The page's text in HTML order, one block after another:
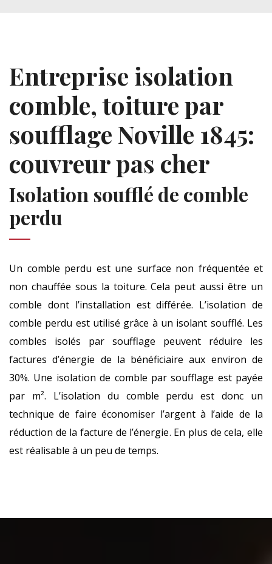
Entreprise isolation
comble, toiture par
soufflage Noville 1845:
couvreur pas cher
Isolation soufflé de comble
perdu
Un comble perdu est une surface non fréquentée et
non chauffée sous la toiture. Cela peut aussi être un
comble dont l’installation est différée. L’isolation de
comble perdu est utilisé grâce à un isolant soufflé. Les
combles isolés par soufflage peuvent réduire les
factures d’énergie de la bénéficiaire aux environ de
30%. Une isolation de comble par soufflage est payée
par m². L’isolation du comble perdu est donc un
technique de faire économiser l’argent à l’aide de la
réduction de la facture de l’énergie. En plus de cela, elle
est réalisable à un peu de temps.